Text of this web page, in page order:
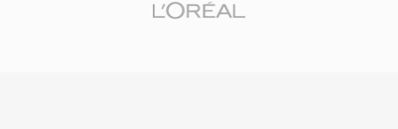
audio bez ograniczen rozmiaru. Elastyczna